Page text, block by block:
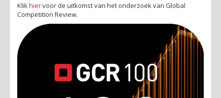
Klik hiervoor de uitkomst van het onderzoek van Global
Competition Review.